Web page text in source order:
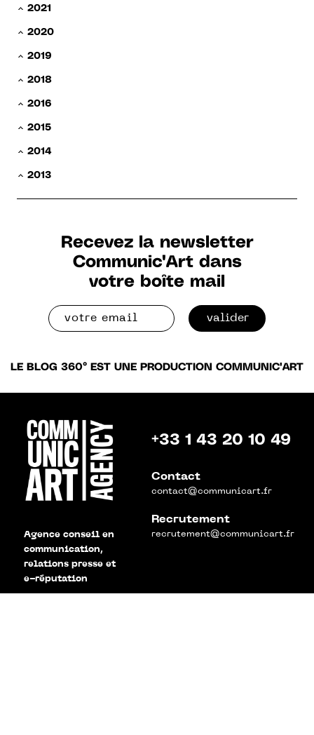
2021
2020
2019
2018
2016
2015
2014
2013
Recevez la newsletter
Communic'Art dans
votre boîte mail
valider
LE BLOG 360° EST UNE PRODUCTION COMMUNIC'ART
Agence conseil en
communication,
relations presse et
e-réputation
+33 1 43 20 10 49
Contact
contact@communicart.fr
Recrutement
recrutement@communicart.fr